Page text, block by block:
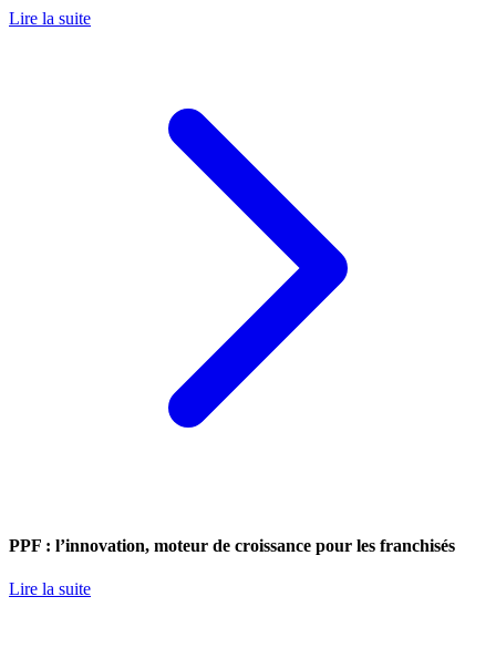
Lire la suite
PPF : l’innovation, moteur de croissance pour les franchisés
Lire la suite